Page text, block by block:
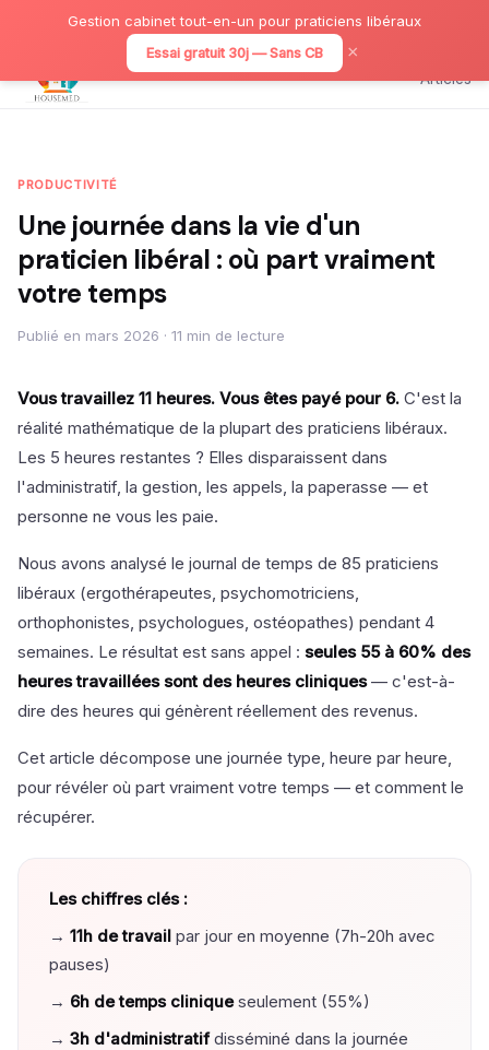
Gestion cabinet tout-en-un pour praticiens libéraux
Essai gratuit 30j — Sans CB ×
Articles
PRODUCTIVITÉ
Une journée dans la vie d'un
praticien libéral : où part vraiment
votre temps
Publié en mars 2026 · 11 min de lecture
Vous travaillez 11 heures. Vous êtes payé pour 6. C'est la
réalité mathématique de la plupart des praticiens libéraux.
Les 5 heures restantes ? Elles disparaissent dans
l'administratif, la gestion, les appels, la paperasse — et
personne ne vous les paie.
Nous avons analysé le journal de temps de 85 praticiens
libéraux (ergothérapeutes, psychomotriciens,
orthophonistes, psychologues, ostéopathes) pendant 4
semaines. Le résultat est sans appel : seules 55 à 60% des
heures travaillées sont des heures cliniques— c'est-à-
dire des heures qui génèrent réellement des revenus.
Cet article décompose une journée type, heure par heure,
pour révéler où part vraiment votre temps — et comment le
récupérer.
Les chiffres clés :
→ 11h de travail par jour en moyenne (7h-20h avec
pauses)
→ 6h de temps cliniqueseulement (55%)
→ 3h d'administratifdisséminé dans la journée